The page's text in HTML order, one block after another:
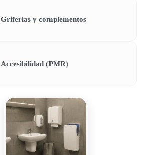
Griferías y complementos
Accesibilidad (PMR)